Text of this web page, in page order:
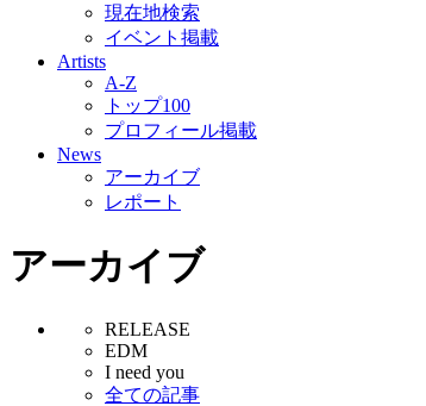
現在地検索
イベント掲載
Artists
A-Z
トップ100
プロフィール掲載
News
アーカイブ
レポート
アーカイブ
RELEASE
EDM
I need you
全ての記事